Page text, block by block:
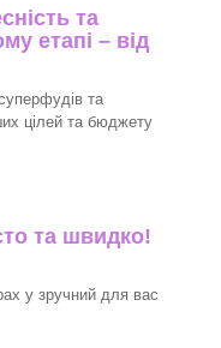
та
етапі – від
та
цілей та бюджету
та швидко!
у зручний для вас